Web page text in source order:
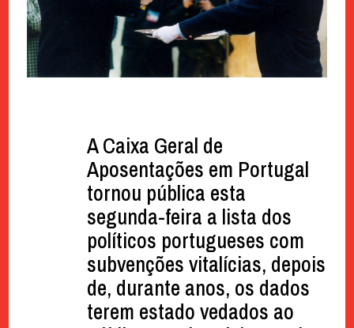
A Caixa Geral de
Aposentações em Portugal
tornou pública esta
segunda-feira a lista dos
políticos portugueses com
subvenções vitalícias, depois
de, durante anos, os dados
terem estado vedados ao